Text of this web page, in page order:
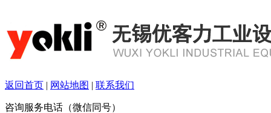
返回首页 | 网站地图 | 联系我们
咨询服务电话（微信同号）